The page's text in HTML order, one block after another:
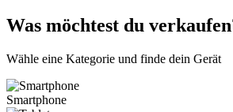
Was möchtest du
Wähle eine Kategorie und finde dein Gerät
Smartphone